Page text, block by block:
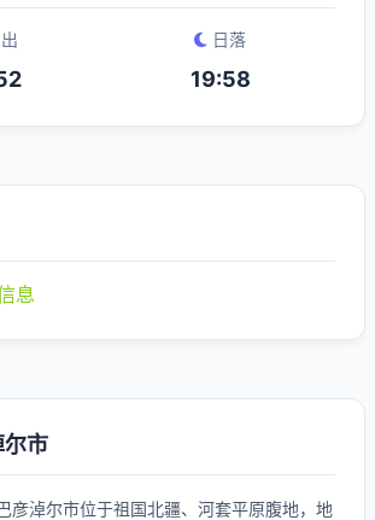
日落
19:58
息
尔市
淖尔市位于祖国北疆、河套平原腹地，地